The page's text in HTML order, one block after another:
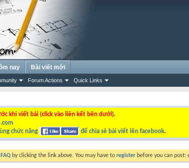
Forum Actions Quick Links
nay Bài viết mới
khi viết bài (click vào liên kết bên dưới).
chức năng để chia sẻ bài viết lên facebook.
FAQ by clicking the link above. You may have to register before you can